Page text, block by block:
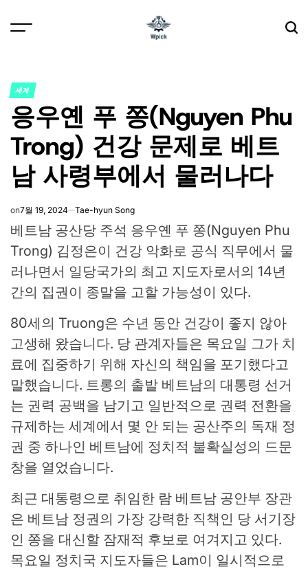
POSTED
IN
세계
응우옌 푸 쫑(Nguyen Phu
Trong) 건강 문제로 베트
남 사령부에서 물러나다
on7월 19, 2024 Tae-hyun Song
베트남 공산당 주석 응우옌 푸 쫑(Nguyen Phu
Trong) 김정은이 건강 악화로 공식 직무에서 물
러나면서 일당국가의 최고 지도자로서의 14년
간의 집권이 종말을 고할 가능성이 있다.
80세의 Truong은 수년 동안 건강이 좋지 않아
고생해 왔습니다. 당 관계자들은 목요일 그가 치
료에 집중하기 위해 자신의 책임을 포기했다고
말했습니다. 트롱의 출발 베트남의 대통령 선거
는 권력 공백을 남기고 일반적으로 권력 전환을
규제하는 세계에서 몇 안 되는 공산주의 독재 정
권 중 하나인 베트남에 정치적 불확실성의 드문
창을 열었습니다.
최근 대통령으로 취임한 람 베트남 공안부 장관
은 베트남 정권의 가장 강력한 직책인 당 서기장
인 쫑을 대신할 잠재적 후보로 여겨지고 있다.
목요일 정치국 지도자들은 Lam이 일시적으로